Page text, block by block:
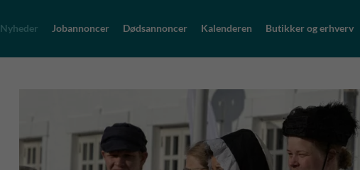
Nyheder Jobannoncer Dødsannoncer Kalenderen Butikker og erhverv